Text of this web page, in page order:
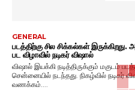
GENERAL
படத்திற்கு சில சிக்கல்கள்
பட விழாவில் நடிகர் விஷால்
விஷால் இயக்கி நடித்திருக்கும் மகுடம்
சென்னையில் நடந்தது. நிகழ்வில் நடிகர் விஷால் பேசியதாவது, "அனைவருக்கும்
வணக்கம்....